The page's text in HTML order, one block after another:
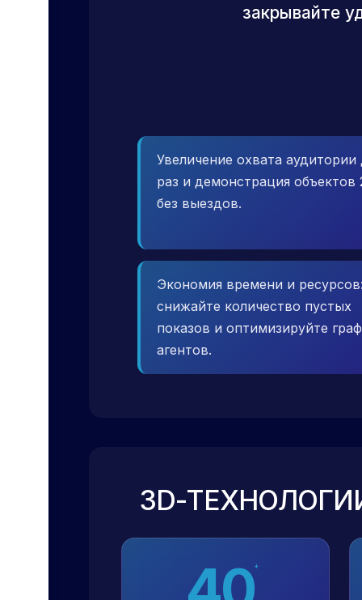
закрывайте
Увеличение охвата аудитории
раз и демонстрация объектов
без выездов.
Экономия времени и ресурсов:
снижайте количество пустых
показов и оптимизируйте
агентов.
3D-
+